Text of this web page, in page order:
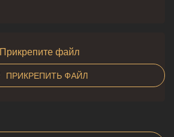
Прикрепите файл
ПРИКРЕПИТЬ ФАЙЛ